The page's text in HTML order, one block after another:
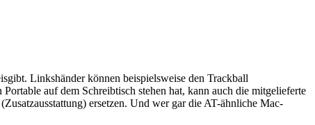
Linkshänder können beispielsweise den Trackball
auf dem Schreibtisch stehen hat, kann auch die mitgelieferte
ersetzen. Und wer gar die AT-ähnliche Mac-